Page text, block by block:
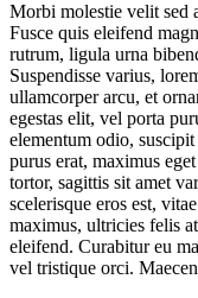
Morbi molestie velit sed
Fusce quis eleifend
rutrum, ligula urna
Suspendisse varius,
ullamcorper arcu, et
egestas elit, vel porta
elementum odio,
purus erat, maximus
tortor, sagittis sit amet
scelerisque eros est,
maximus, ultricies felis
eleifend. Curabitur eu
vel tristique orci.